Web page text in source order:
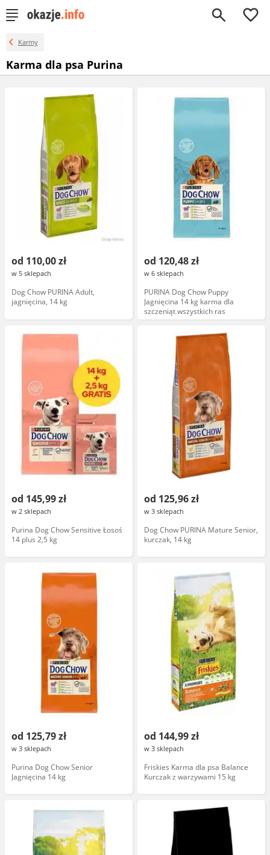
0
Karmy
Karma dla psa Purina
od 110,00 zł
w 5 sklepach
Dog Chow PURINA Adult,
jagnięcina, 14 kg
od 120,48 zł
w 6 sklepach
PURINA Dog Chow Puppy
Jagnięcina 14 kg karma dla
szczeniąt wszystkich ras
od 145,99 zł
w 2 sklepach
Purina Dog Chow Sensitive Łosoś
14 plus 2,5 kg
od 125,96 zł
w 3 sklepach
Dog Chow PURINA Mature Senior,
kurczak, 14 kg
od 125,79 zł
w 3 sklepach
Purina Dog Chow Senior
Jagnięcina 14 kg
od 144,99 zł
w 3 sklepach
Friskies Karma dla psa Balance
Kurczak z warzywami 15 kg